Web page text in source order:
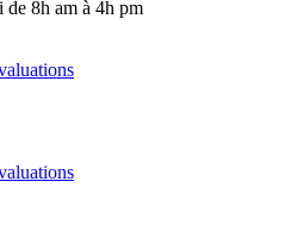
8h am à 4h pm